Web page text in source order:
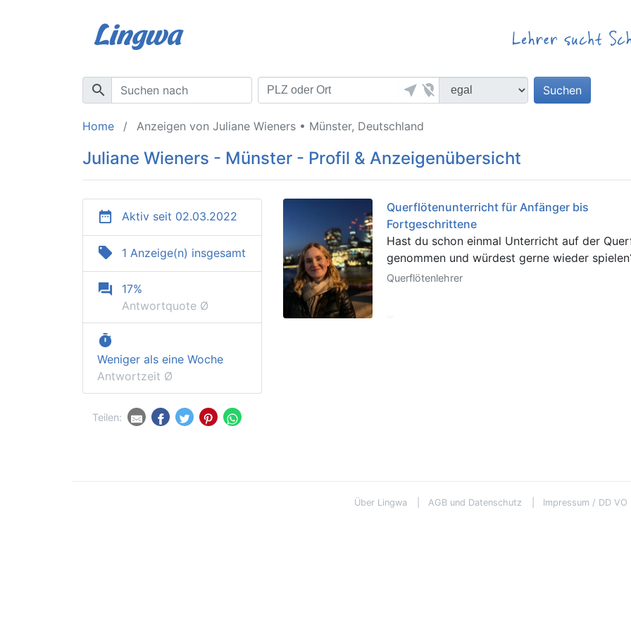
search near_me location_off Suchen
Home Anzeigen von Juliane Wieners • Münster, Deutschland
Juliane Wieners - Münster - Profil & Anzeigenübersicht
date_range Aktiv seit 02.03.2022
local_offer 1 Anzeige(n) insgesamt
question_answer
17%
Antwortquote Ø
timer
Weniger als eine Woche
Antwortzeit Ø
Teilen:
Querflötenunterricht für Anfänger bis
Fortgeschrittene
Hast du schon einmal Unterricht auf der
genommen und würdest gerne wieder
Querflötenlehrer
Über Lingwa AGB und Datenschutz Impressum / DD VO